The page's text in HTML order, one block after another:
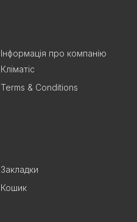
Інформація про компанію
Кліматіс
Terms & Conditions
Закладки
Кошик